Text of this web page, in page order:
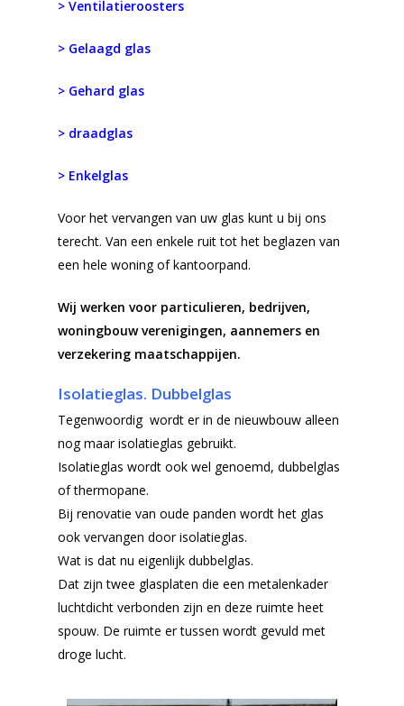
> Ventilatieroosters
> Gelaagd glas
> Gehard glas
> draadglas
> Enkelglas
Voor het vervangen van uw glas kunt u bij ons
terecht. Van een enkele ruit tot het beglazen van
een hele woning of kantoorpand.
Wij werken voor particulieren, bedrijven,
woningbouw verenigingen, aannemers en
verzekering maatschappijen.
Isolatieglas. Dubbelglas
Tegenwoordig wordt er in de nieuwbouw alleen
nog maar isolatieglas gebruikt.
Isolatieglas wordt ook wel genoemd, dubbelglas
of thermopane.
Bij renovatie van oude panden wordt het glas
ook vervangen door isolatieglas.
Wat is dat nu eigenlijk dubbelglas.
Dat zijn twee glasplaten die een metalenkader
luchtdicht verbonden zijn en deze ruimte heet
spouw. De ruimte er tussen wordt gevuld met
droge lucht.